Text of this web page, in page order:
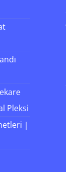
Pleksi
|